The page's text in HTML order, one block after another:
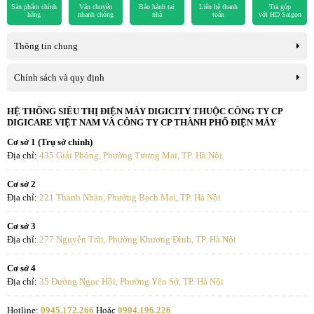
trường. Đây là sự lựa chọn lý tưởng cho gia đình hoặc văn phòng.
Sản phẩm chính
hãng
Vận chuyển
nhanh chóng
Bảo hành tại
nhà
Liên hệ thanh
toán
Trả góp
với HD Saigon
Thông tin chung
Chính sách và quy định
HỆ THỐNG SIÊU THỊ ĐIỆN MÁY DIGICITY THUỘC CÔNG TY CP
DIGICARE VIỆT NAM VÀ CÔNG TY CP THÀNH PHỐ ĐIỆN MÁY
Cơ sở 1 (Trụ sở chính)
Địa chỉ: 435 Giải Phóng, Phường Tương Mai, TP. Hà Nội
Cơ sở 2
Địa chỉ: 221 Thanh Nhàn, Phường Bạch Mai, TP. Hà Nội
Cơ sở 3
Địa chỉ: 277 Nguyễn Trãi, Phường Khương Đình, TP. Hà Nội
Cơ sở 4
Địa chỉ: 35 Đường Ngọc Hồi, Phường Yên Sở, TP. Hà Nội
Hotline: 0945.172.266 Hoặc 0904.196.226